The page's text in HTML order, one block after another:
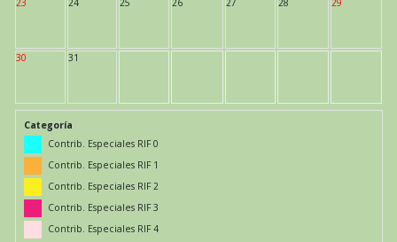
30 31
Categoría
Contrib. Especiales RIF 0
Contrib. Especiales RIF 1
Contrib. Especiales RIF 2
Contrib. Especiales RIF 3
Contrib. Especiales RIF 4